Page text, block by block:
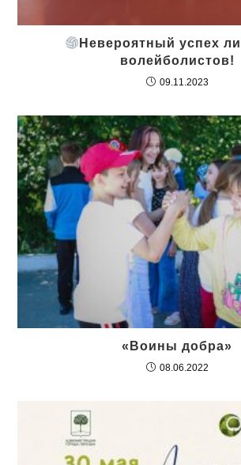
Невероятный успех
волейболистов!
09.11.2023
«Воины добра»
08.06.2022